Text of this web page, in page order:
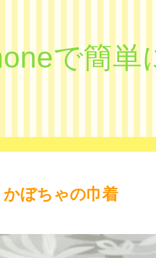
で簡
ぼちゃの巾着